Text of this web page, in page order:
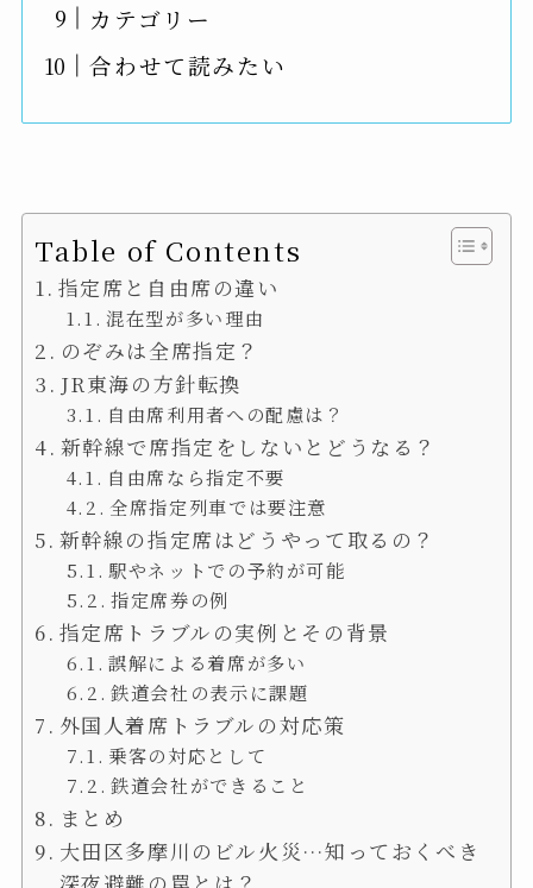
カテゴリー
合わせて読みたい
Table of Contents
指定席と自由席の違い
混在型が多い理由
のぞみは全席指定？
JR東海の方針転換
自由席利用者への配慮は？
新幹線で席指定をしないとどうなる？
自由席なら指定不要
全席指定列車では要注意
新幹線の指定席はどうやって取るの？
駅やネットでの予約が可能
指定席券の例
指定席トラブルの実例とその背景
誤解による着席が多い
鉄道会社の表示に課題
外国人着席トラブルの対応策
乗客の対応として
鉄道会社ができること
まとめ
大田区多摩川のビル火災…知っておくべき